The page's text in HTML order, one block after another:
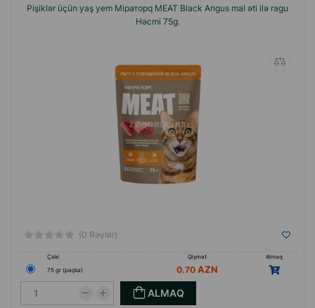
Pişiklər üçün yaş yem Miраторq MEAT Black Angus mal əti ilə ragu
Həcmi 75g.
(0 Rəylər)
Çəki Qiymət
Almaq
75 gr (paçka)
0.70
ALMAQ